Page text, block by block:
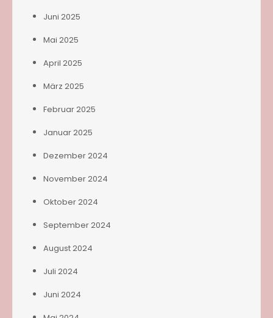
Juni 2025
Mai 2025
April 2025
März 2025
Februar 2025
Januar 2025
Dezember 2024
November 2024
Oktober 2024
September 2024
August 2024
Juli 2024
Juni 2024